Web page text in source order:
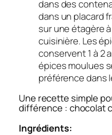
dans des
dans un placard
sur une étagère
cuisinière. Les
conservent 1 à 2
épices moulues
préférence dans
Une recette simple
différence : chocolat
Ingrédients: